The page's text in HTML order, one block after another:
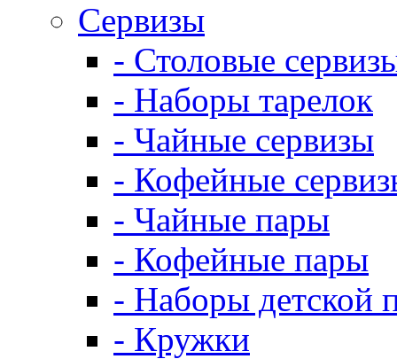
Сервизы
- Столовые
- Наборы тарелок
- Чайные сервизы
- Кофейные
- Чайные пары
- Кофейные пары
- Наборы детской
- Кружки